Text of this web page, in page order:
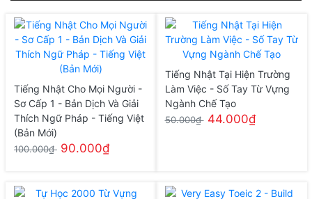
Tiếng Nhật Cho Mọi Người -
Sơ Cấp 1 - Bản Dịch Và Giải
Thích Ngữ Pháp - Tiếng Việt
(Bản Mới)
100.000₫ 90.000₫
Tiếng Nhật Tại Hiện Trường
Làm Việc - Số Tay Từ Vựng
Ngành Chế Tạo
50.000₫ 44.000₫